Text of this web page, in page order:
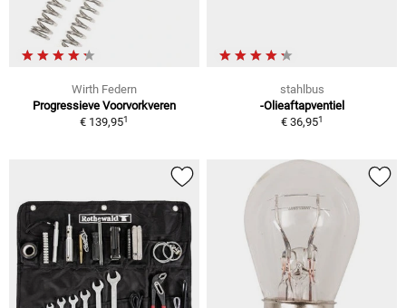
Wirth Federn
Progressieve Voorvorkveren
€ 139,951
stahlbus
-Olieaftapventiel
€ 36,951